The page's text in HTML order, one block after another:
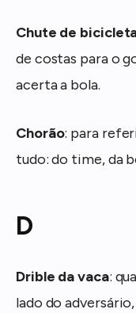
Chute de
de costas para o
acerta a bola.
Chorão: para
tudo: do time, da
D
Drible da vaca:
lado do